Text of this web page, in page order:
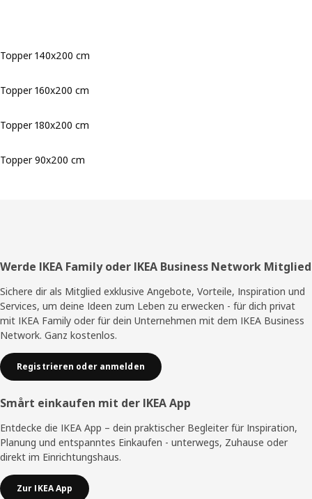
Topper 140x200 cm
Topper 160x200 cm
Topper 180x200 cm
Topper 90x200 cm
Fußzeile
Werde IKEA Family oder IKEA Business Network Mitglied
Sichere dir als Mitglied exklusive Angebote, Vorteile, Inspiration und
Services, um deine Ideen zum Leben zu erwecken - für dich privat
mit IKEA Family oder für dein Unternehmen mit dem IKEA Business
Network. Ganz kostenlos.
Registrieren oder anmelden
Smårt einkaufen mit der IKEA App
Entdecke die IKEA App – dein praktischer Begleiter für Inspiration,
Planung und entspanntes Einkaufen - unterwegs, Zuhause oder
direkt im Einrichtungshaus.
Zur IKEA App